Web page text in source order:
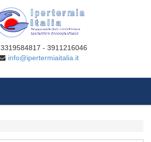
3319584817 - 3911216046
info@ipertermiaitalia.it